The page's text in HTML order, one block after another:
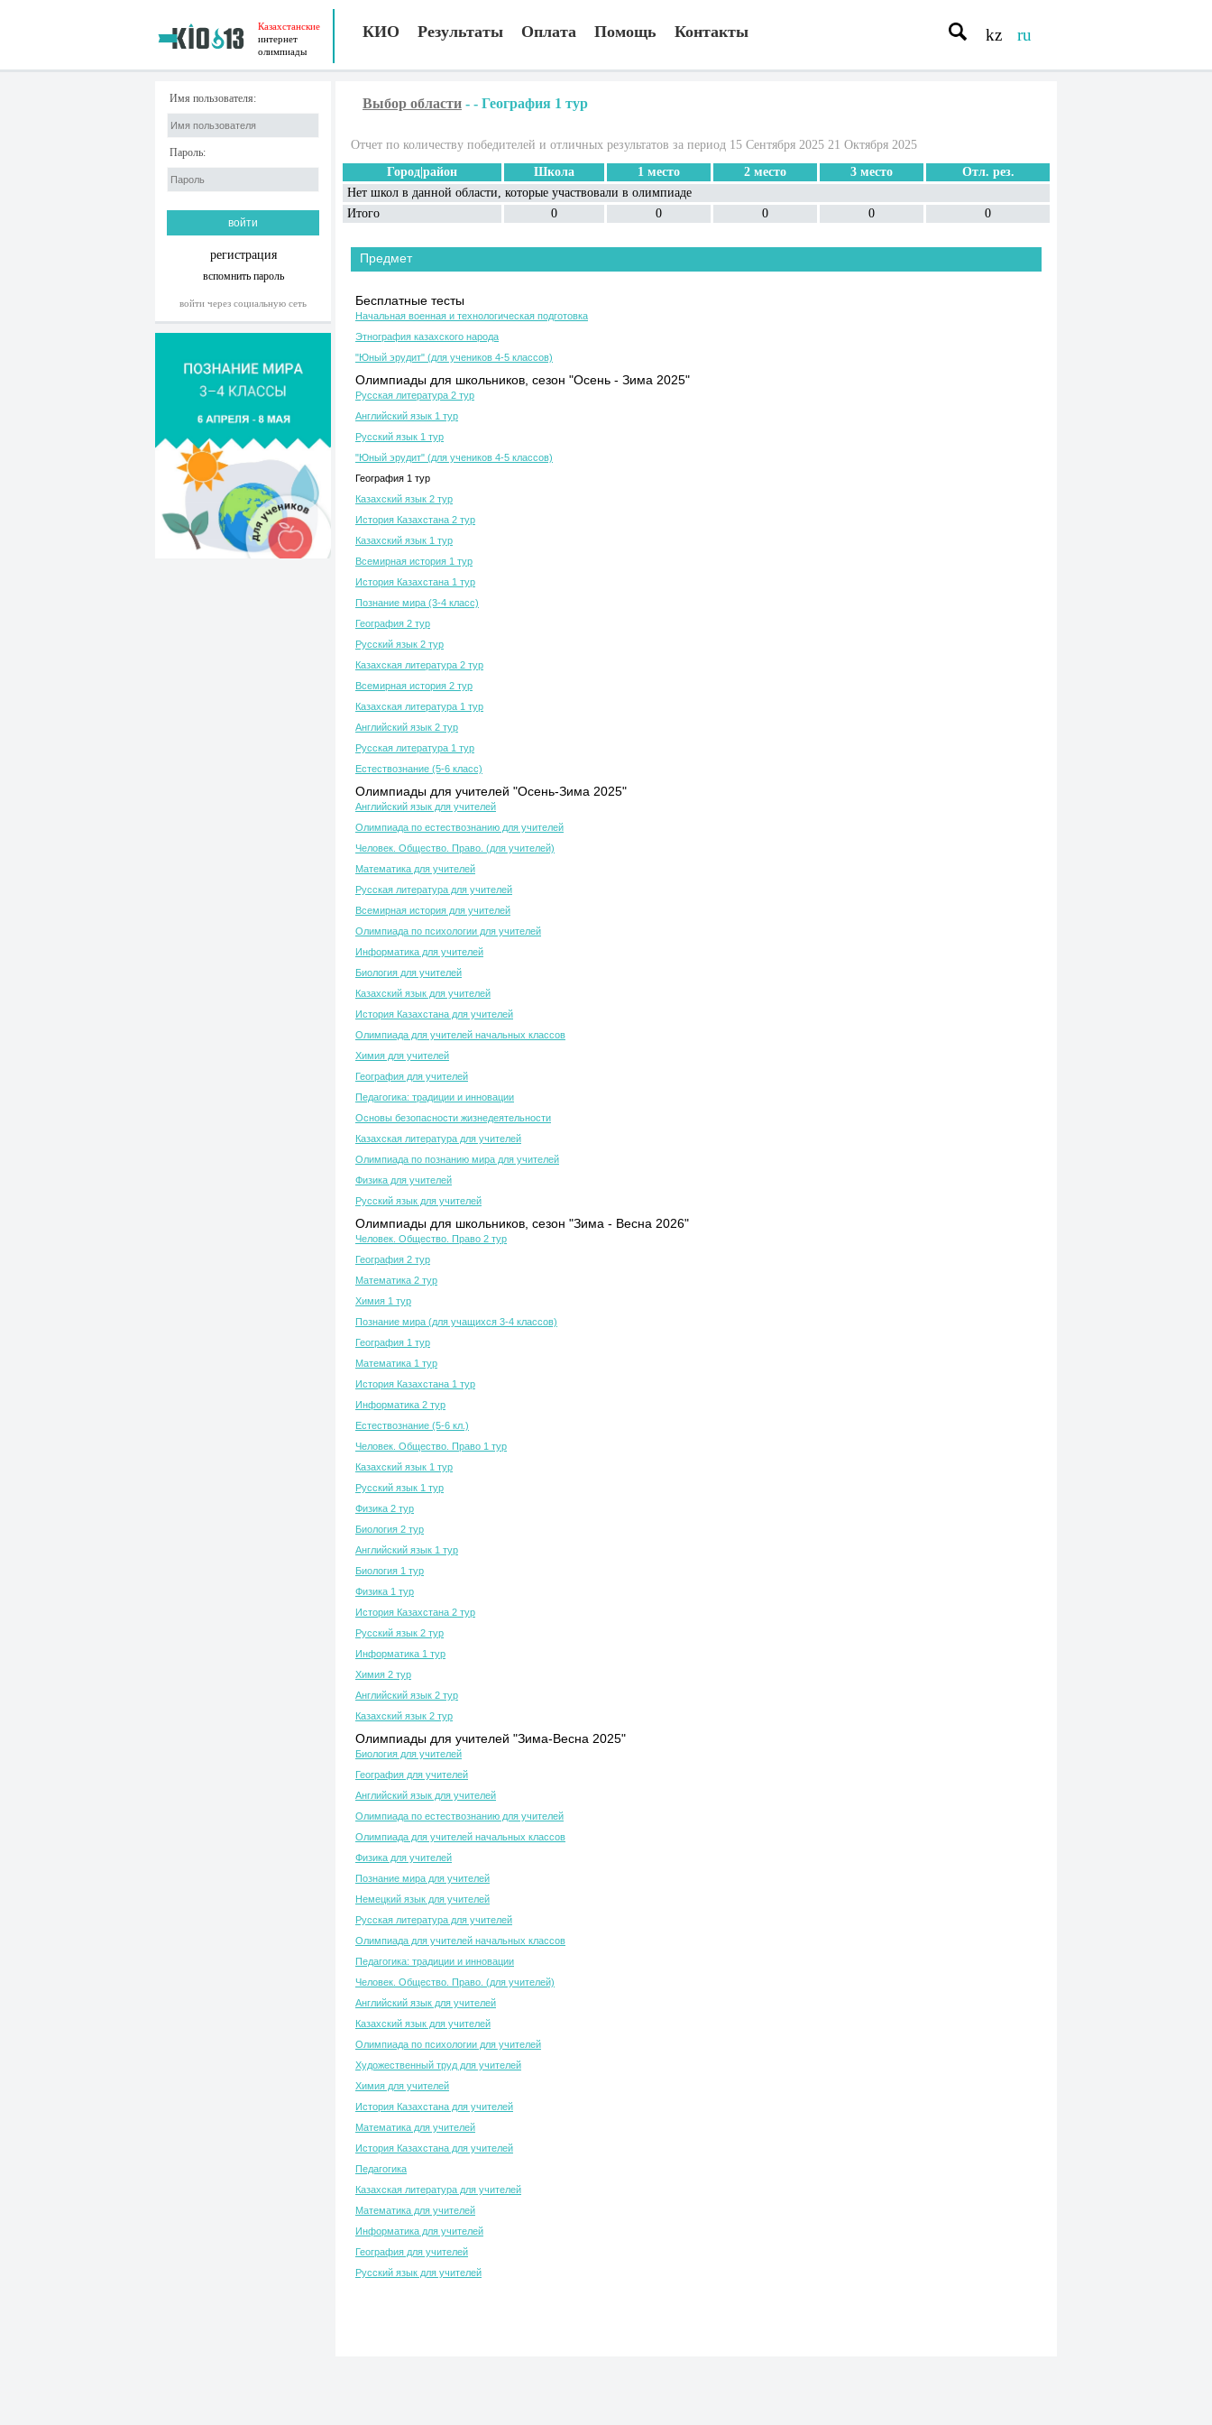
Казахстанские
интернет
олимпиады
КИО Результаты Оплата Помощь Контакты kz ru
Имя пользователя:
Пароль:
регистрация
вспомнить пароль
войти через социальную сеть
Выбор области - - География 1 тур
Отчет по количеству победителей и отличных результатов за период 15 Сентября 2025 21 Октября 2025
Город|район
Школа 1 место 2 место 3 место
Отл. рез.
Нет школ в данной области, которые участвовали в олимпиаде
Итого
0 0 0 0 0
Предмет
Бесплатные тесты
Начальная военная и технологическая подготовка
Этнография казахского народа
"Юный эрудит" (для учеников 4-5 классов)
Олимпиады для школьников, сезон "Осень - Зима 2025"
Русская литература 2 тур
Английский язык 1 тур
Русский язык 1 тур
"Юный эрудит" (для учеников 4-5 классов)
География 1 тур
Казахский язык 2 тур
История Казахстана 2 тур
Казахский язык 1 тур
Всемирная история 1 тур
История Казахстана 1 тур
Познание мира (3-4 класс)
География 2 тур
Русский язык 2 тур
Казахская литература 2 тур
Всемирная история 2 тур
Казахская литература 1 тур
Английский язык 2 тур
Русская литература 1 тур
Естествознание (5-6 класс)
Олимпиады для учителей "Осень-Зима 2025"
Английский язык для учителей
Олимпиада по естествознанию для учителей
Человек. Общество. Право. (для учителей)
Математика для учителей
Русская литература для учителей
Всемирная история для учителей
Олимпиада по психологии для учителей
Информатика для учителей
Биология для учителей
Казахский язык для учителей
История Казахстана для учителей
Олимпиада для учителей начальных классов
Химия для учителей
География для учителей
Педагогика: традиции и инновации
Основы безопасности жизнедеятельности
Казахская литература для учителей
Олимпиада по познанию мира для учителей
Физика для учителей
Русский язык для учителей
Олимпиады для школьников, сезон "Зима - Весна 2026"
Человек. Общество. Право 2 тур
География 2 тур
Математика 2 тур
Химия 1 тур
Познание мира (для учащихся 3-4 классов)
География 1 тур
Математика 1 тур
История Казахстана 1 тур
Информатика 2 тур
Естествознание (5-6 кл.)
Человек. Общество. Право 1 тур
Казахский язык 1 тур
Русский язык 1 тур
Физика 2 тур
Биология 2 тур
Английский язык 1 тур
Биология 1 тур
Физика 1 тур
История Казахстана 2 тур
Русский язык 2 тур
Информатика 1 тур
Химия 2 тур
Английский язык 2 тур
Казахский язык 2 тур
Олимпиады для учителей "Зима-Весна 2025"
Биология для учителей
География для учителей
Английский язык для учителей
Олимпиада по естествознанию для учителей
Олимпиада для учителей начальных классов
Физика для учителей
Познание мира для учителей
Немецкий язык для учителей
Русская литература для учителей
Олимпиада для учителей начальных классов
Педагогика: традиции и инновации
Человек. Общество. Право. (для учителей)
Английский язык для учителей
Казахский язык для учителей
Олимпиада по психологии для учителей
Художественный труд для учителей
Химия для учителей
История Казахстана для учителей
Математика для учителей
История Казахстана для учителей
Педагогика
Казахская литература для учителей
Математика для учителей
Информатика для учителей
География для учителей
Русский язык для учителей